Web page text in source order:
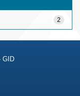
2
GID